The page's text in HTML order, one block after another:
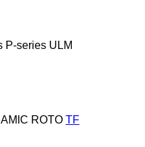
P-series ULM
ROTO TF